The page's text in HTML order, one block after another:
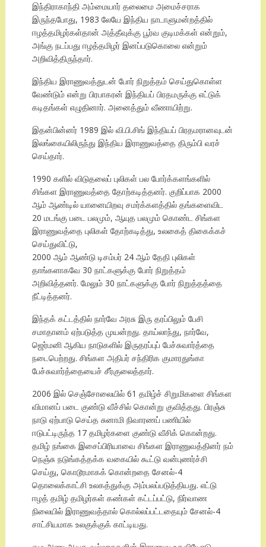
இந்திராகாந்தி அம்மையார் தலைமை அமைச்சராக
இருந்தபோது, 1983 லேயே இந்திய நாடாளுமன்றத்தில்
ஈழத்தமிழர்கள்தான் அத்தீவுக்கு பூர்வ குடிமக்கள் என்றும்,
அங்கு நடப்பது ஈழத்தமிழர் இனப்படுகொலை என்றும்
அறிவித்திருந்தார்.
இந்திய இராணுவத்துடன் போர் நிறுத்தம் செய்துகொள்ள
வேண்டும் என்று பிரபாகரன் இந்தியப் பிரதமருக்கு எட்டுக்
கடிதங்கள் எழுதினார். அனைத்தும் வீணாயிற்று.
இதன்பின்னர் 1989 இல் வி.பி.சிங் இந்தியப் பிரதமரானவுடன்
இலங்கையிலிருந்து இந்திய இராணுவத்தை திரும்பி வரச்
செய்தார்.
1990 களில் விடுதலைப் புலிகள் பல போர்க்களங்களில்
சிங்கள இராணுவத்தை தோற்கடித்தனர். குறிப்பாக 2000
ஆம் ஆண்டில் யானையிறவு சமர்க்களத்தில் தங்களைவிட
20 மடங்கு படை பலமும், ஆயுத பலமும் கொண்ட சிங்கள
இராணுவத்தை புலிகள் தோற்கடித்து, உலகைத் திகைக்கச்
செய்துவிட்டு,
2000 ஆம் ஆண்டு டிசம்பர் 24 ஆம் தேதி புலிகள்
தாங்களாகவே 30 நாட்களுக்கு போர் நிறுத்தம்
அறிவித்தனர். மேலும் 30 நாட்களுக்கு போர் நிறுத்தத்தை
நீட்டித்தனர்.
இந்தக் கட்டத்தில் நார்வே அரசு இரு தரப்பிலும் பேசி
சமாதானம் ஏற்படுத்த முயன்றது. தாய்லாந்து, நார்வே,
ஜெர்மனி ஆகிய நாடுகளில் இருதரப்புப் பேச்சுவார்த்தை
நடைபெற்றது. சிங்கள அதிபர் சந்திரிக குமாரதுங்கா
பேச்சுவார்த்தையைச் சீர்குலைத்தார்.
2006 இல் செஞ்சோலையில் 61 தமிழ்ச் சிறுமிகளை சிங்கள
விமானப் படை குண்டு வீச்சில் கொன்று குவித்தது. பிரஞ்சு
நாடு ஏற்பாடு செய்த சுனாமி நிவாரணப் பணியில்
ஈடுபட்டிருந்த 17 தமிழர்களை குண்டு வீசிக் கொன்றது.
தமிழ் நங்கை இசைப்பிரியாவை சிங்கள இராணுவத்தினர் நம்
நெஞ்சு நடுங்கத்தக்க வகையில் கூட்டு வன்புணர்ச்சி
செய்து, கொடூரமாகக் கொன்றதை சேனல்-4
தொலைக்காட்சி உலகத்துக்கு அம்பலப்படுத்தியது. எட்டு
ஈழத் தமிழ் தமிழர்கள் கண்கள் கட்டப்பட்டு, நிர்வாண
நிலையில் இராணுவத்தால் கொல்லப்பட்டதையும் சேனல்-4
சாட்சியமாக உலகுக்குக் காட்டியது.